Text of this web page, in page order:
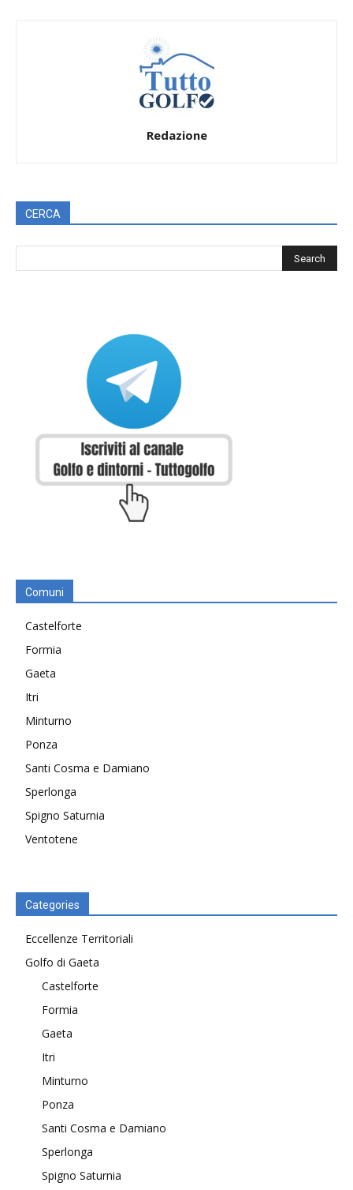
Redazione
CERCA
Comuni
Castelforte
Formia
Gaeta
Itri
Minturno
Ponza
Santi Cosma e Damiano
Sperlonga
Spigno Saturnia
Ventotene
Categories
Eccellenze Territoriali
Golfo di Gaeta
Castelforte
Formia
Gaeta
Itri
Minturno
Ponza
Santi Cosma e Damiano
Sperlonga
Spigno Saturnia